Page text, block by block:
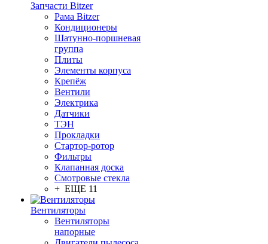
Запчасти Bitzer
Рама Bitzer
Кондиционеры
Шатунно-поршневая
группа
Плиты
Элементы корпуса
Крепёж
Вентили
Электрика
Датчики
ТЭН
Прокладки
Стартор-ротор
Фильтры
Клапанная доска
Смотровые стекла
+ ЕЩЕ 11
Вентиляторы
Вентиляторы
напорные